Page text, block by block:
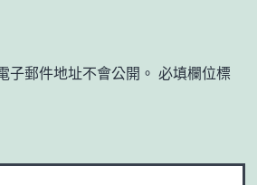
子郵件地址不會公開。 必填欄位標